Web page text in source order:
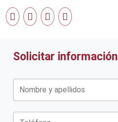
Solicitar información